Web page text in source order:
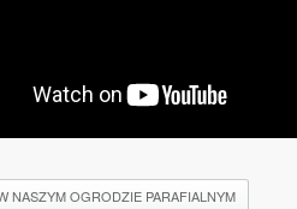
NASZYM OGRODZIE PARAFIALNYM